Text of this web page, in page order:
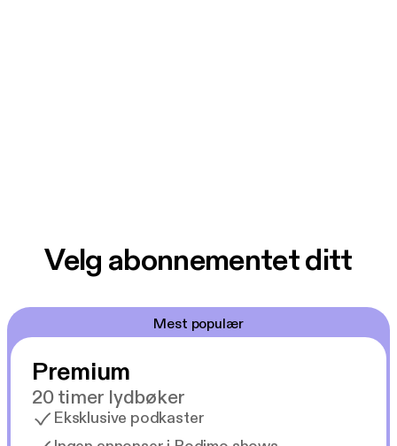
Velg abonnementet ditt
Mest populær
Premium
20 timer lydbøker
Eksklusive podkaster